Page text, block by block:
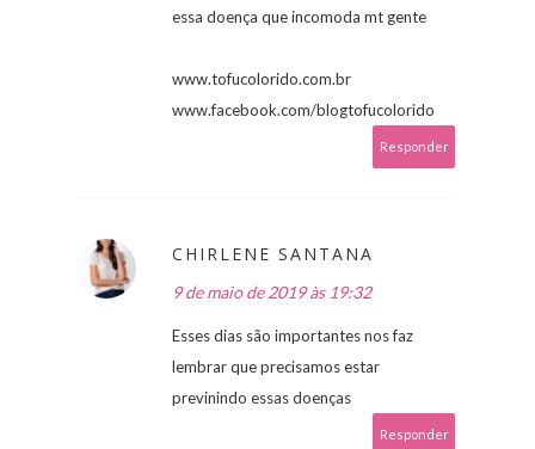
essa doença que incomoda mt gente
www.tofucolorido.com.br
www.facebook.com/blogtofucolorido
Responder
CHIRLENE SANTANA
9 de maio de 2019 às 19:32
Esses dias são importantes nos faz
lembrar que precisamos estar
previnindo essas doenças
Responder